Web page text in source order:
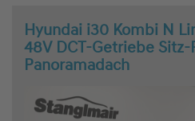
Hyundai i30 Kombi N
48V DCT-Getriebe Sitz-
Panoramadach